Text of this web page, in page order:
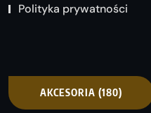
Polityka prywatności
AKCESORIA (180)